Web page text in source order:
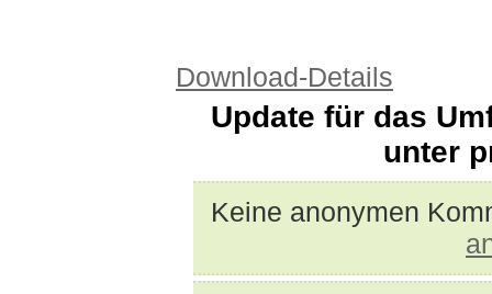
Download-Details
Update für das
unter
Keine anonymen